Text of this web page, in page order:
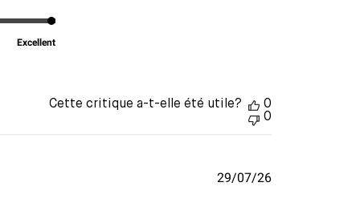
Excellent
Cette critique a-t-elle été utile?
0
0
Date
29/07/26